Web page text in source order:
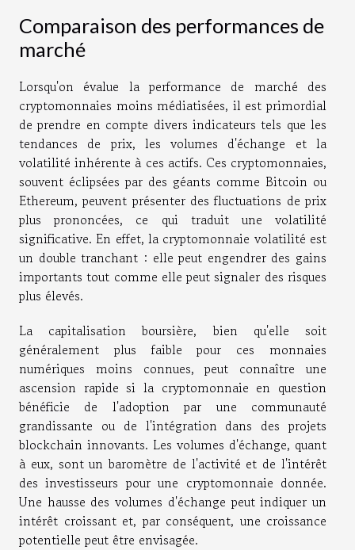
Comparaison des performances de
marché
Lorsqu'on évalue la performance de marché des
cryptomonnaies moins médiatisées, il est primordial
de prendre en compte divers indicateurs tels que les
tendances de prix, les volumes d'échange et la
volatilité inhérente à ces actifs. Ces cryptomonnaies,
souvent éclipsées par des géants comme Bitcoin ou
Ethereum, peuvent présenter des fluctuations de prix
plus prononcées, ce qui traduit une volatilité
significative. En effet, la cryptomonnaie volatilité est
un double tranchant : elle peut engendrer des gains
importants tout comme elle peut signaler des risques
plus élevés.
La capitalisation boursière, bien qu'elle soit
généralement plus faible pour ces monnaies
numériques moins connues, peut connaître une
ascension rapide si la cryptomonnaie en question
bénéficie de l'adoption par une communauté
grandissante ou de l'intégration dans des projets
blockchain innovants. Les volumes d'échange, quant
à eux, sont un baromètre de l'activité et de l'intérêt
des investisseurs pour une cryptomonnaie donnée.
Une hausse des volumes d'échange peut indiquer un
intérêt croissant et, par conséquent, une croissance
potentielle peut être envisagée.